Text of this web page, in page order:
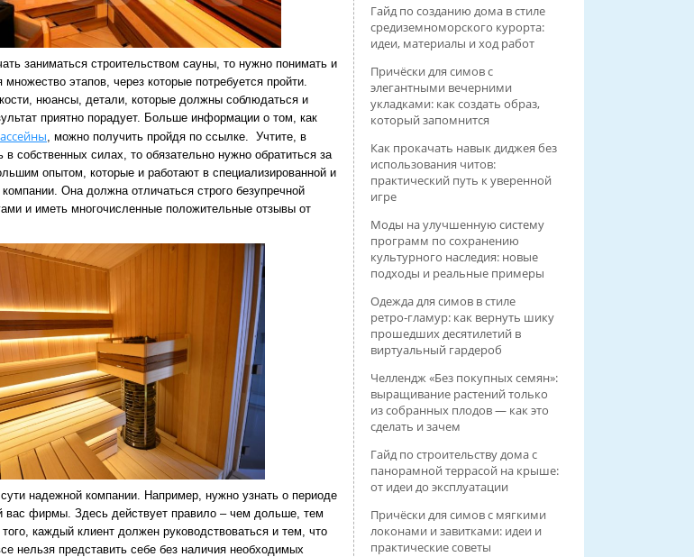
заниматься строительством сауны, то нужно понимать и
этапов, через которые потребуется пройти.
нюансы, детали, которые должны соблюдаться и
приятно порадует. Больше информации о том, как
, можно получить пройдя по ссылке.
Учтите, в
собственных силах, то обязательно нужно обратиться за
опытом, которые и работают в специализированной и
Она должна отличаться строго безупречной
и иметь многочисленные положительные отзывы от
надежной компании. Например, нужно узнать о периоде
вас фирмы. Здесь действует правило – чем дольше, тем
каждый клиент должен руководствоваться и тем, что
нельзя представить себе без наличия необходимых
Гайд по созданию дома в стиле
средиземноморского курорта:
идеи, материалы и ход работ
Причёски для симов с
элегантными вечерними
укладками: как создать образ,
который запомнится
Как прокачать навык диджея без
использования читов:
практический путь к уверенной
игре
Моды на улучшенную систему
программ по сохранению
культурного наследия: новые
подходы и реальные примеры
Одежда для симов в стиле
ретро‑гламур: как вернуть шику
прошедших десятилетий в
виртуальный гардероб
Челлендж «Без покупных семян»:
выращивание растений только
из собранных плодов — как это
сделать и зачем
Гайд по строительству дома с
панорамной террасой на крыше:
от идеи до эксплуатации
Причёски для симов с мягкими
локонами и завитками: идеи и
практические советы